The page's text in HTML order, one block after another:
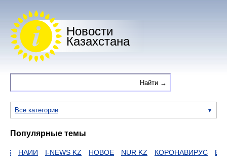
Новости
Казахстана
Все категории
Популярные темы
НАИИ I-NEWS KZ НОВОЕ NUR KZ КОРОНАВИРУС ЕГОВ